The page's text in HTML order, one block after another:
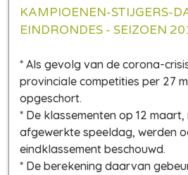
KAMPIOENEN-STIJGERS-
EINDRONDES - SEIZOEN
* Als gevolg van de corona-
provinciale competities per 27
opgeschort.
* De klassementen op 12
afgewerkte speeldag, werden
eindklassement beschouwd.
* De berekening daarvan